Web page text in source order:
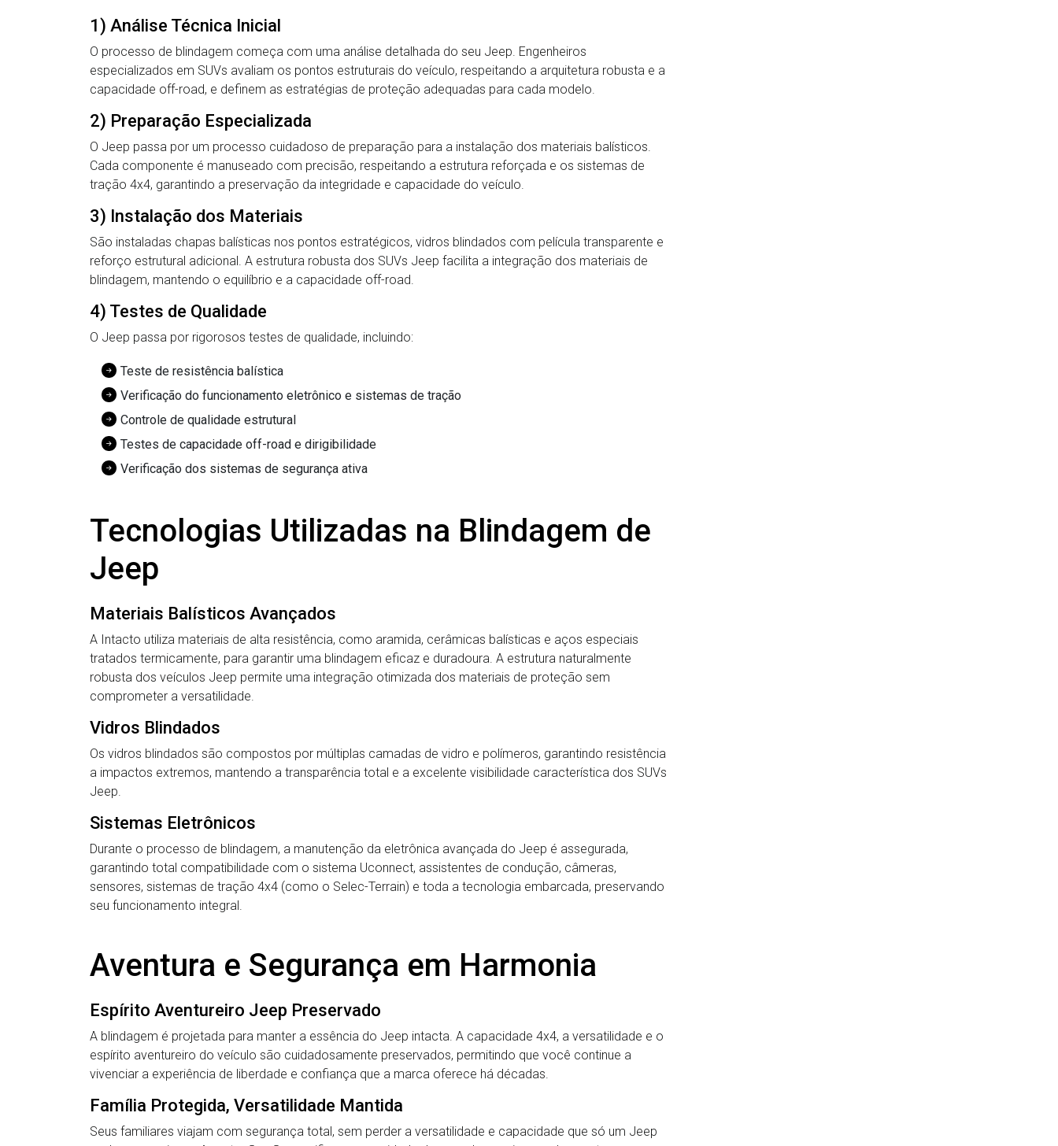
1) Análise Técnica Inicial
O processo de blindagem começa com uma análise detalhada do seu Jeep. Engenheiros
especializados em SUVs avaliam os pontos estruturais do veículo, respeitando a arquitetura robusta e a
capacidade off-road, e definem as estratégias de proteção adequadas para cada modelo.
2) Preparação Especializada
O Jeep passa por um processo cuidadoso de preparação para a instalação dos materiais balísticos.
Cada componente é manuseado com precisão, respeitando a estrutura reforçada e os sistemas de
tração 4x4, garantindo a preservação da integridade e capacidade do veículo.
3) Instalação dos Materiais
São instaladas chapas balísticas nos pontos estratégicos, vidros blindados com película transparente e
reforço estrutural adicional. A estrutura robusta dos SUVs Jeep facilita a integração dos materiais de
blindagem, mantendo o equilíbrio e a capacidade off-road.
4) Testes de Qualidade
O Jeep passa por rigorosos testes de qualidade, incluindo:
Teste de resistência balística
Verificação do funcionamento eletrônico e sistemas de tração
Controle de qualidade estrutural
Testes de capacidade off-road e dirigibilidade
Verificação dos sistemas de segurança ativa
Tecnologias Utilizadas na Blindagem de
Jeep
Materiais Balísticos Avançados
A Intacto utiliza materiais de alta resistência, como aramida, cerâmicas balísticas e aços especiais
tratados termicamente, para garantir uma blindagem eficaz e duradoura. A estrutura naturalmente
robusta dos veículos Jeep permite uma integração otimizada dos materiais de proteção sem
comprometer a versatilidade.
Vidros Blindados
Os vidros blindados são compostos por múltiplas camadas de vidro e polímeros, garantindo resistência
a impactos extremos, mantendo a transparência total e a excelente visibilidade característica dos SUVs
Jeep.
Sistemas Eletrônicos
Durante o processo de blindagem, a manutenção da eletrônica avançada do Jeep é assegurada,
garantindo total compatibilidade com o sistema Uconnect, assistentes de condução, câmeras,
sensores, sistemas de tração 4x4 (como o Selec-Terrain) e toda a tecnologia embarcada, preservando
seu funcionamento integral.
Aventura e Segurança em Harmonia
Espírito Aventureiro Jeep Preservado
A blindagem é projetada para manter a essência do Jeep intacta. A capacidade 4x4, a versatilidade e o
espírito aventureiro do veículo são cuidadosamente preservados, permitindo que você continue a
vivenciar a experiência de liberdade e confiança que a marca oferece há décadas.
Família Protegida, Versatilidade Mantida
Seus familiares viajam com segurança total, sem perder a versatilidade e capacidade que só um Jeep